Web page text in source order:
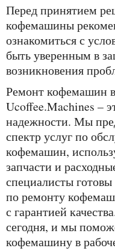
Перед принятием решения о ремонте
кофемашины
ознакомиться с
быть уверенным в
возникновения
Ремонт кофемашин в Киеве от компании
Ucoffee.Machines –
надежности. Мы
спектр услуг по
кофемашин,
запчасти и
специалисты
по ремонту
с гарантией
сегодня, и мы
кофемашину в